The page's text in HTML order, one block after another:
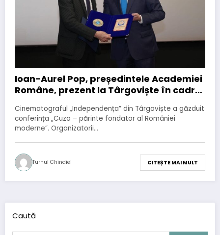
Ioan-Aurel Pop, președintele Academiei
Române, prezent la Târgoviște în cadrul
României moderne”
Cinematograful „Independența” din Târgoviște a găzduit
conferința „Cuza – părinte fondator al României
moderne”. Organizatorii…
Turnul Chindiei CITEȘTE MAI MULT
Caută